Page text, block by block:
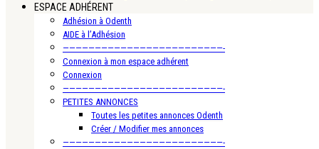
ESPACE ADHÉRENT
Adhésion à Odenth
AIDE à l’Adhésion
—————————————————————————-
Connexion à mon espace adhérent
Connexion
—————————————————————————-
PETITES ANNONCES
Toutes les petites annonces Odenth
Créer / Modifier mes annonces
—————————————————————————-